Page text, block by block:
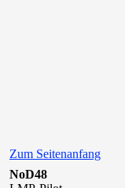
Zum Seitenanfang
NoD48